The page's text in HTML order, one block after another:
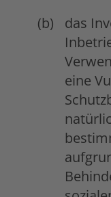
das
eine